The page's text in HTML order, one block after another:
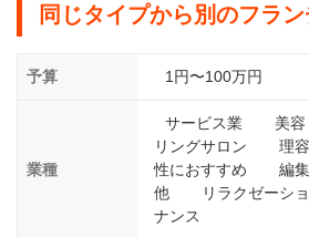
同じタイプから別のフラ
予算 1円〜100万円
業種
サービス業 美
リングサロン
理
性におすすめ
編
他
リラクゼーシ
ナンス